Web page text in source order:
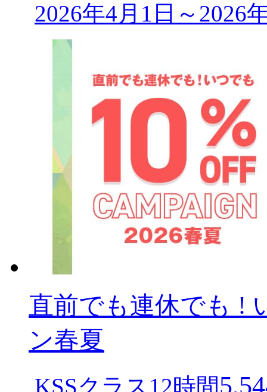
2026年4月1日～2026
直前でも連休でも !
ン春夏
KSSクラス12時間